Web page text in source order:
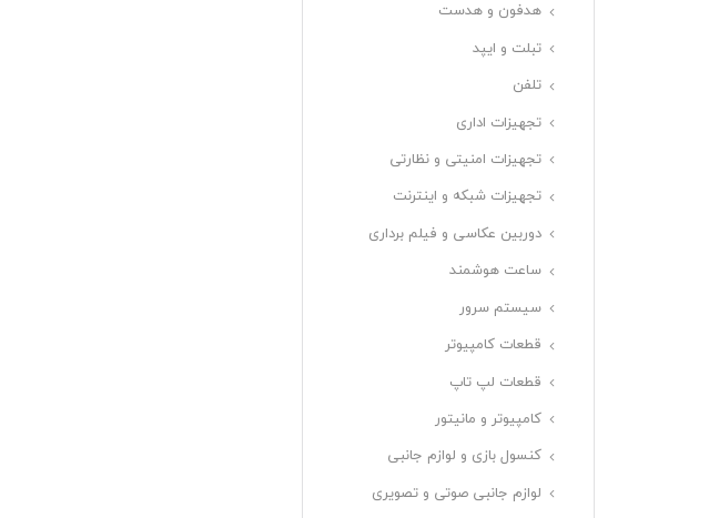
هدفون و هدست
تبلت و ایپد
تلفن
تجهیزات اداری
تجهیزات امنیتی و نظارتی
تجهیزات شبکه و اینترنت
دوربین عکاسی و فیلم برداری
ساعت هوشمند
سیستم سرور
قطعات کامپیوتر
قطعات لپ تاپ
کامپیوتر و مانیتور
کنسول بازی و لوازم جانبی
لوازم جانبی صوتی و تصویری